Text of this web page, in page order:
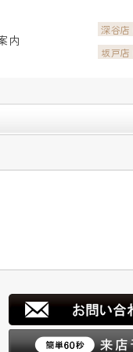
内
深谷店
坂戸店